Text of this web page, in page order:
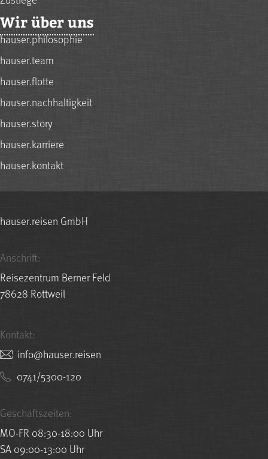
Wir über uns
hauser.philosophie
hauser.team
hauser.flotte
hauser.nachhaltigkeit
hauser.story
hauser.karriere
hauser.kontakt
hauser.reisen GmbH
Anschrift:
Reisezentrum Berner Feld
78628 Rottweil
Kontakt:
nesier.resuah@ofni
0741/5300-120
Geschäftszeiten:
MO-FR 08:30-18:00 Uhr
SA 09:00-13:00 Uhr